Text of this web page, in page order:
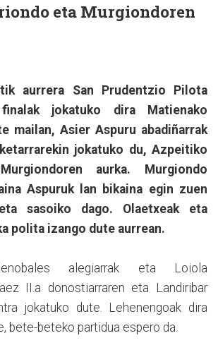
eta Murgiondoren
aurrera San Prudentzio Pilota
finalak jokatuko dira Matienako
mailan, Asier Aspuru abadiñarrak
jokatuko du, Azpeitiko
aurka. Murgiondo
Aspuruk lan bikaina egin zuen
sasoiko dago. Olaetxeak eta
polita izango dute aurrean.
alegiarrak eta Loiola
II.a donostiarraren eta Landiribar
jokatuko dute. Lehenengoak dira
bete-beteko partidua espero da.